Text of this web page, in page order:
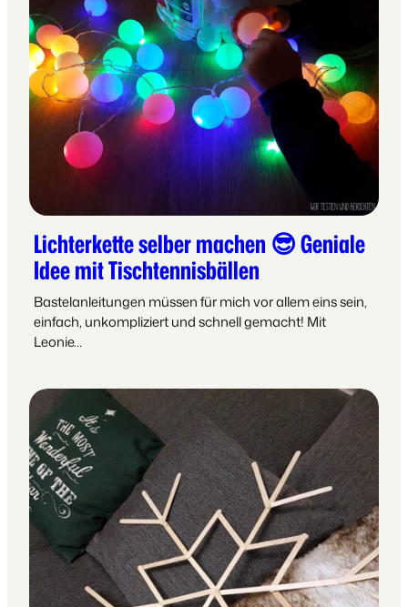
Lichterkette selber machen 😎 Geniale
Idee mit Tischtennisbällen
Bastelanleitungen müssen für mich vor allem eins sein,
einfach, unkompliziert und schnell gemacht! Mit
Leonie…